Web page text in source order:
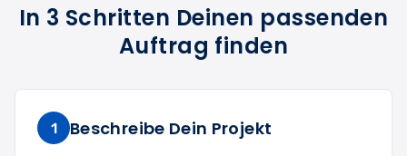
In 3 Schritten Deinen passenden
Auftrag finden
1 Beschreibe Dein Projekt